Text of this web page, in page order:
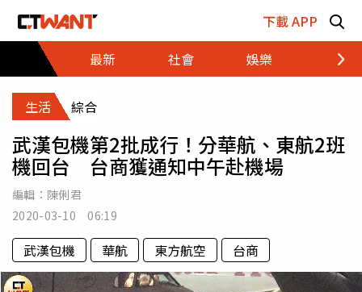
下載 APP
最新
社會 娛樂 財經
生活 綜合
武漢包機第2批成行！分華航、東航2班
機回台 台商獲通知中午赴機場
編輯： 陳俐君
2020-03-10 06:19
武漢包機 華航 東方航空 台商